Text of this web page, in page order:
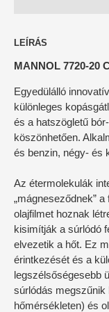
LEÍRÁS
MANNOL 7720-20
Egyedülálló
különleges
és a hatszögletű
köszönhetően.
és benzin, négy- és
Az étermolekulák
„mágneseződnek”
olajfilmet hoznak
kisimítják a súrlódó
elvezetik a hőt. Ez
érintkezését és a
legszélsőségesebb
súrlódás megszűnik
hőmérsékleten) és